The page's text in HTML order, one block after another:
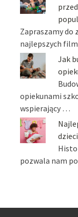
Zapraszamy do
najlepszych
Jak
opiekunami
wspierający …
pozwala nam